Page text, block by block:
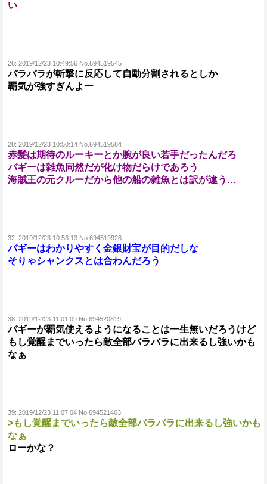
い
26: 2019/12/23 10:49:56 No.694519545
バラバラが斬撃に反応して自動分割されるとしか
覇気が強すぎんよー
28: 2019/12/23 10:50:14 No.694519584
赤髪は期待のルーキーとか腕が良い若手だったんだろ
バギーは雑魚同然だが化け物だらけであろう
海賊王の元クルーだから他の船の雑魚とは訳が違う…
32: 2019/12/23 10:53:13 No.694519928
バギーはわかりやすく金銀財宝が目的だしな
そりゃシャンクスとは合わんだろう
38: 2019/12/23 11:01:09 No.694520819
バギーが覇気使えるようになることは一生無いだろうけど
もし覚醒までいったら敵全部バラバラに出来るし強いかも
なぁ
39: 2019/12/23 11:07:04 No.694521463
>もし覚醒までいったら敵全部バラバラに出来るし強いかも
なぁ
ローかな？